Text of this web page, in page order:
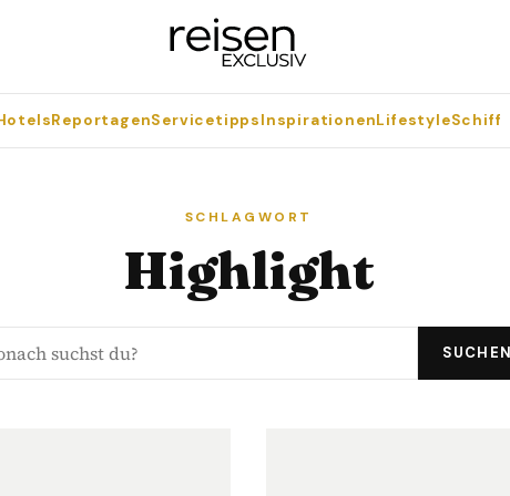
ReportagenServicetippsInspirationenLifestyleSchiff
SCHLAGWORT
Highlight
SUCHEN